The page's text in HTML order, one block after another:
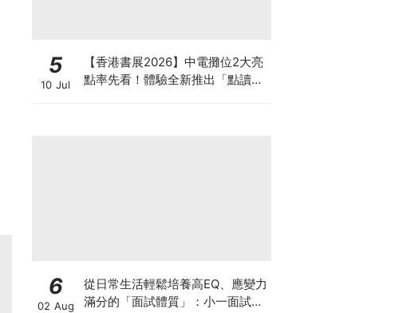
5
10 Jul
【香港書展2026】中電攤位2大亮
點率先看！體驗全新推出「點讀故
6
02 Aug
從日常生活輕鬆培養高EQ、應變力
滿分的「面試體質」：小一面試最